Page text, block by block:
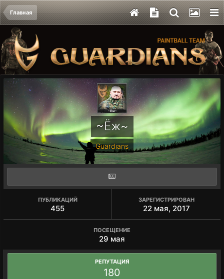
Главная
~Ёж~
Guardians
ПУБЛИКАЦИЙ
455
ЗАРЕГИСТРИРОВАН
22 мая, 2017
ПОСЕЩЕНИЕ
29 мая
РЕПУТАЦИЯ
180